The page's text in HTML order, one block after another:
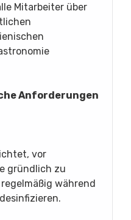
Mitarbeiter über
Anforderungen
vor
gründlich zu
während